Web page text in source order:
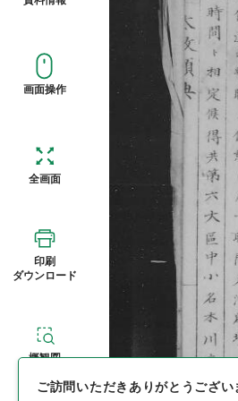
画面操作
全画面
印刷
ダウンロード
概観図
ご訪問いただきありがとうござい